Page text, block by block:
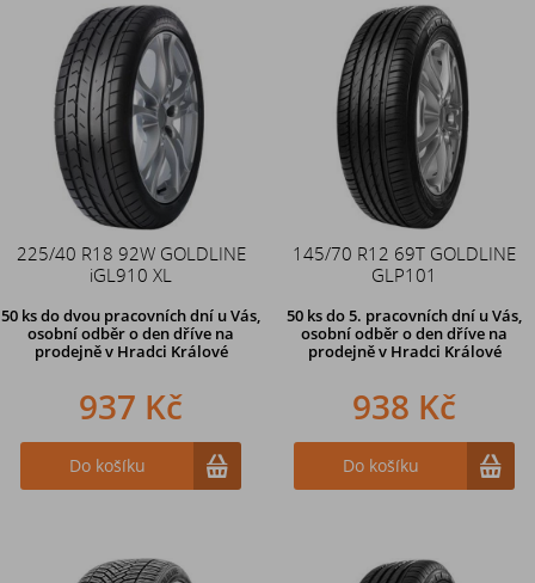
225/40 R18 92W GOLDLINE
iGL910 XL
50 ksdo dvou pracovních dní u Vás,
osobní odběr o den dříve na
prodejně v Hradci Králové
937 Kč
Do košíku
145/70 R12 69T GOLDLINE
GLP101
50 ksdo 5. pracovních dní u Vás,
osobní odběr o den dříve na
prodejněv Hradci Králové
938 Kč
Do košíku